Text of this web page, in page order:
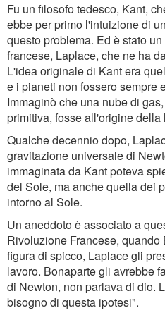
Fu un filosofo tedesco, Kant,
ebbe per primo l'intuizione di
questo problema. Ed è stato
francese, Laplace, che ne ha
L'idea originale di Kant era
e i pianeti non fossero sempre
Immaginò che una nube di
primitiva, fosse all'origine della
Qualche decennio dopo,
gravitazione universale di
immaginata da Kant poteva
del Sole, ma anche quella dei
intorno al Sole.
Un aneddoto è associato a
Rivoluzione Francese,
figura di spicco, Laplace gli
lavoro. Bonaparte gli avrebbe
di Newton, non parlava di dio.
bisogno di questa ipotesi".